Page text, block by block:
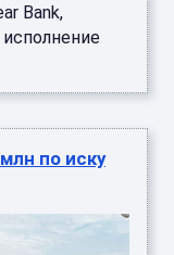
Bank,
по иску